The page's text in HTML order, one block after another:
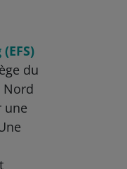
du
Nord
une